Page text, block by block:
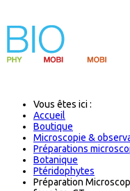
Vous êtes ici :
Accueil
Boutique
Microscopie &
Préparations
Botanique
Ptéridophytes
Préparation